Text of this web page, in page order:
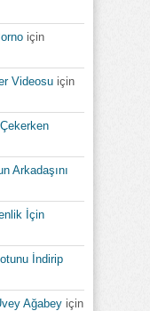
için
Videosu için
Arkadaşını
İçin
İndirip
Ağabey için